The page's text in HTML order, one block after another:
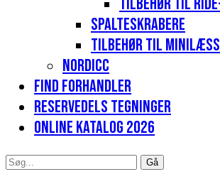
Spalteskrabere
Tilbehør til
Nordicc
Find forhandler
Reservedels tegninger
Online katalog 2026